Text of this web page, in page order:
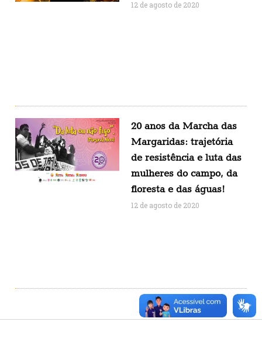
12 de agosto de 2020
20 anos da Marcha das
Margaridas: trajetória
de resistência e luta das
mulheres do campo, da
floresta e das águas!
12 de agosto de 2020